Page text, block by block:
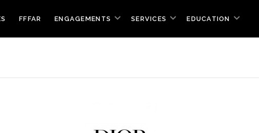
FFFAR ENGAGEMENTS SERVICES EDUCATION